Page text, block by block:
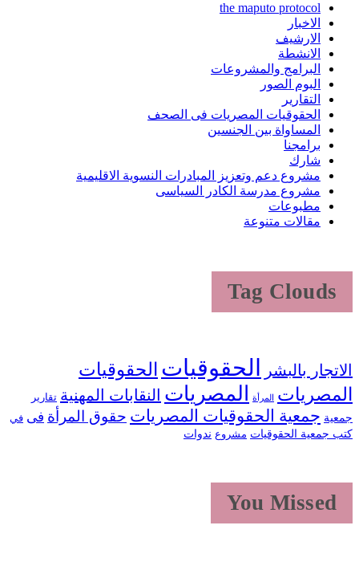
the maputo protocol
الاخبار
الارشيف
الانشطة
البرامج والمشروعات
البوم الصور
التقارير
الحقوقيات المصريات فى الصحف
المساواة بين الجنسين
برامجنا
شارك
مشروع دعم وتعزيز المبادرات النسوية الاقليمية
مشروع مدرسة الكادر السياسى
مطبوعات
مقالات متنوعة
Tag Clouds
الاتجار بالبشر الحقوقيات الحقوقيات
المصريات
المرأة المصريات النقابات المهنية تقارير
جمعية جمعية الحقوقيات المصريات حقوق المرأة فى في
كتب جمعية الحقوقيات مشروع ندوات
You Missed